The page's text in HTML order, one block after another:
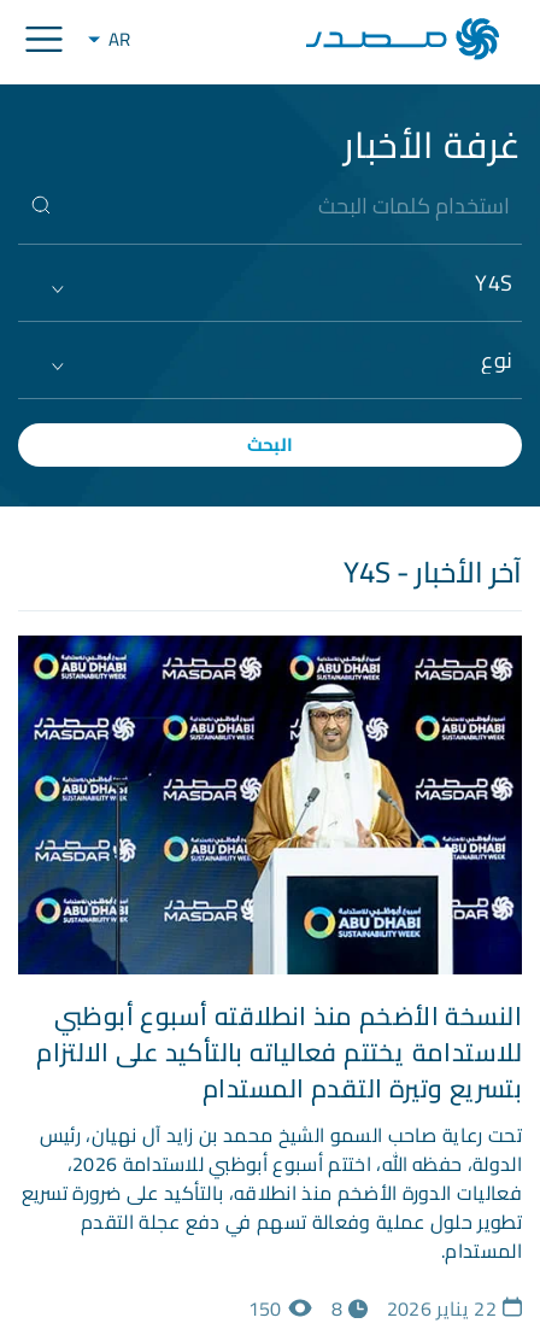
AR
غرفة الأخبار
Y4S
نوع
البحث
آخر الأخبار - Y4S
النسخة الأضخم منذ انطلاقته أسبوع أبوظبي
للاستدامة يختتم فعالياته بالتأكيد على الالتزام
بتسريع وتيرة التقدم المستدام
تحت رعاية صاحب السمو الشيخ محمد بن زايد آل نهيان، رئيس
الدولة، حفظه الله، اختتم أسبوع أبوظبي للاستدامة 2026،
فعاليات الدورة الأضخم منذ انطلاقه، بالتأكيد على ضرورة تسريع
تطوير حلول عملية وفعالة تسهم في دفع عجلة التقدم
المستدام.
22 يناير 2026
8
150